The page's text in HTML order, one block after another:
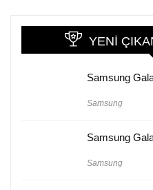
YENI
Samsung
Samsung
Samsung
Samsung